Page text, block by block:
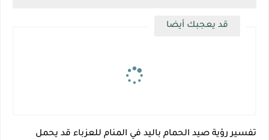
قد يعجبك أيضا
تفسير رؤية صيد الحمام باليد في المنام للعزباء قد يحمل